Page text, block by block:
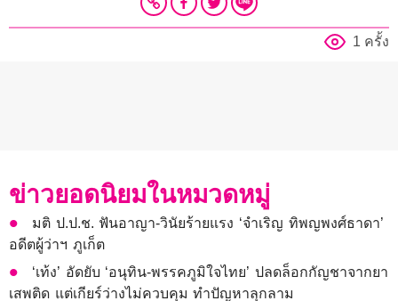
1 ครั้ง
ข่าวยอดนิยมในหมวดหมู่
มติ ป.ป.ช. ฟันอาญา-วินัยร้ายแรง ‘จำเริญ ทิพญพงศ์ธาดา’
อดีตผู้ว่าฯ ภูเก็ต
‘เท้ง’ อัดยับ ‘อนุทิน-พรรคภูมิใจไทย’ ปลดล็อกกัญชาจากยา
เสพติด แต่เกียร์ว่างไม่ควบคุม ทำปัญหาลุกลาม